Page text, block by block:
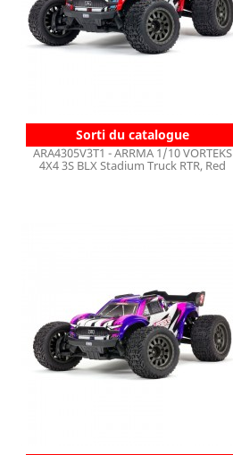
Sorti du catalogue
ARA4305V3T1 - ARRMA 1/10 VORTEKS
4X4 3S BLX Stadium Truck RTR, Red